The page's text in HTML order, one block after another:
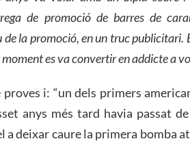
de promoció de barres de
la promoció, en un truc publicitari.
es va convertir en addicte a
i: “un dels primers
anys més tard havia passat
a deixar caure la primera bomba